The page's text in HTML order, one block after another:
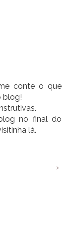
conte o que
blog!
no final do
lá.
›